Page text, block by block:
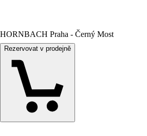
HORNBACH Praha - Černý Most
Rezervovat v prodejně